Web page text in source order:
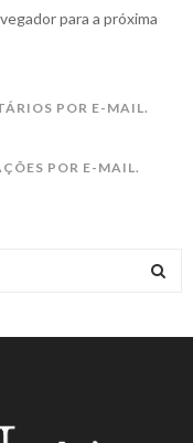
para a próxima
POR E-MAIL.
POR E-MAIL.